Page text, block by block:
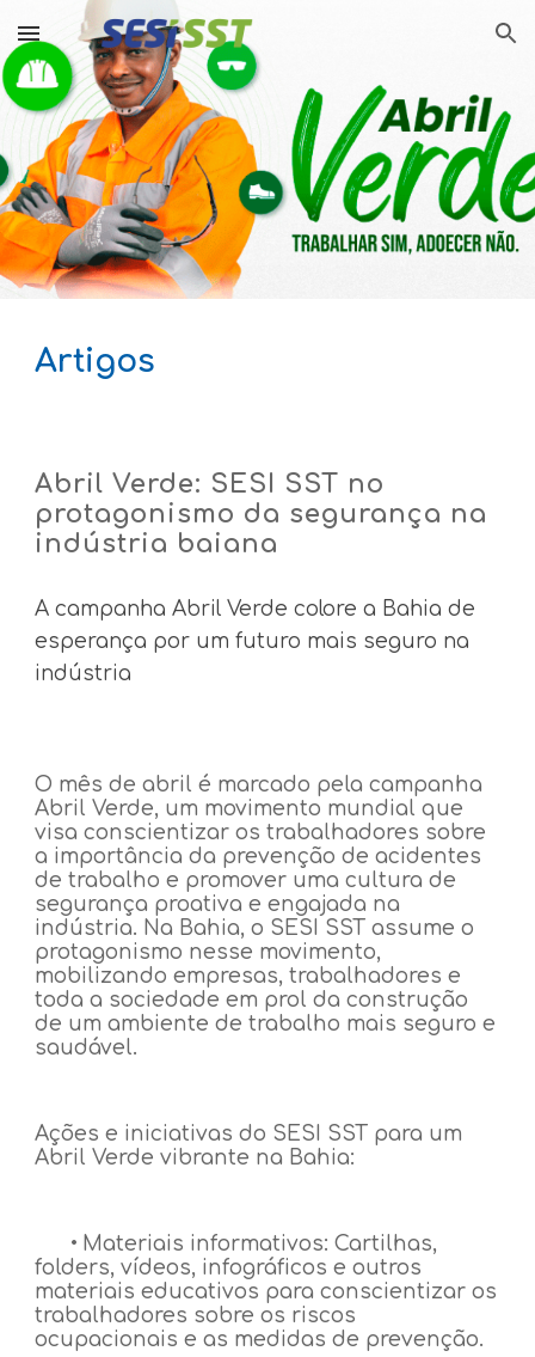
Skip to main content Skip to navigation
Artigos
Abril Verde: SESI SST no
protagonismo da segurança na
indústria baiana
A campanha Abril Verde colore a Bahia de
esperança por um futuro mais seguro na
indústria
O mês de abril é marcado pela campanha
Abril Verde, um movimento mundial que
visa conscientizar os trabalhadores sobre
a importância da prevenção de acidentes
de trabalho e promover uma cultura de
segurança proativa e engajada na
indústria. Na Bahia, o SESI SST assume o
protagonismo nesse movimento,
mobilizando empresas, trabalhadores e
toda a sociedade em prol da construção
de um ambiente de trabalho mais seguro e
saudável.
Ações e iniciativas do SESI SST para um
Abril Verde vibrante na Bahia:
• Materiais informativos: Cartilhas,
folders, vídeos, infográficos e outros
materiais educativos para conscientizar os
trabalhadores sobre os riscos
ocupacionais e as medidas de prevenção.